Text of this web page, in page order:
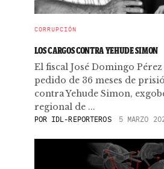
CORRUPCIÓN
LOS CARGOS CONTRA YEHUDE SIMON
El fiscal José Domingo
pedido de 36 meses de
contra Yehude Simon,
regional de ...
POR IDL-REPORTEROS 5 MARZO